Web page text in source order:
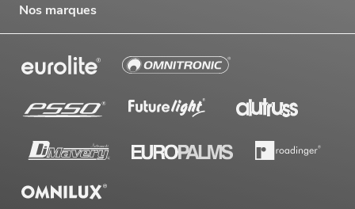
Nos marques